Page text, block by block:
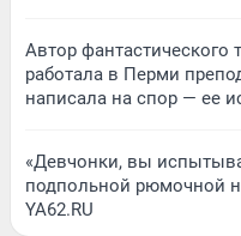
Автор фантастического
работала в Перми
написала на спор — ее
«Девчонки, вы
подпольной рюмочной
YA62.RU